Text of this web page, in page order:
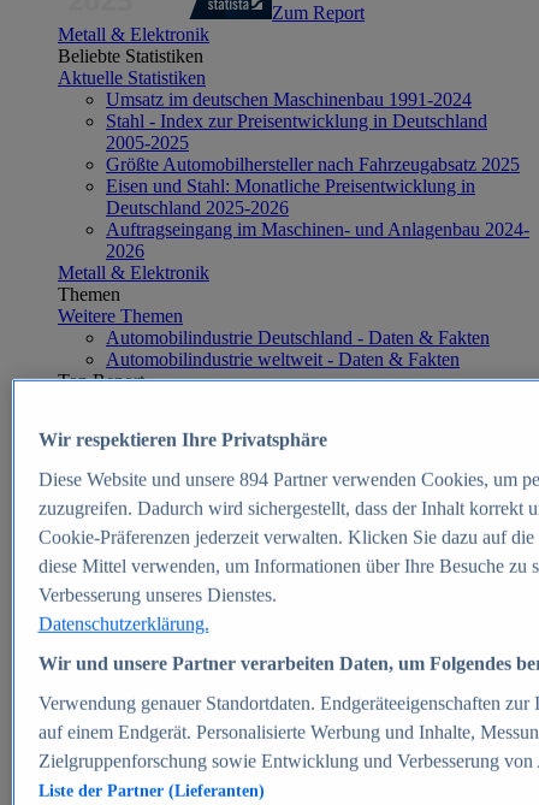
Zum Report
Metall & Elektronik
Beliebte Statistiken
Aktuelle Statistiken
Umsatz im deutschen Maschinenbau 1991-2024
Stahl - Index zur Preisentwicklung in Deutschland
2005-2025
Größte Automobilhersteller nach Fahrzeugabsatz 2025
Eisen und Stahl: Monatliche Preisentwicklung in
Deutschland 2025-2026
Auftragseingang im Maschinen- und Anlagenbau 2024-
2026
Metall & Elektronik
Themen
Weitere Themen
Automobilindustrie Deutschland - Daten & Fakten
Automobilindustrie weltweit - Daten & Fakten
Top Report
Zum Report
E-commerce
Beliebte Statistiken
Aktuelle Statistiken
E-Commerce - Entwicklung des Umsatzes in
Deutschland 1999-2025
Umsatz von Amazon in Deutschland und weltweit
2010-2025
B2C-E-Commerce: Top-50 Online Shops in
Deutschland 2024
Marktanteile von Online-Zahlungsverfahren in
Deutschland 2024
Umsatzstarke Warengruppen im Online-Handel in
Deutschland 2023-2025
Wir respektieren Ihre Privatsphäre
Diese Website und unsere 894Partner verwenden Cookies, um
zuzugreifen. Dadurch wird sichergestellt, dass der Inhalt korrekt
Cookie-Präferenzen jederzeit verwalten. Klicken Sie dazu auf
diese Mittel verwenden, um Informationen über Ihre Besuche
Verbesserung unseres Dienstes.
Datenschutzerklärung.
Wir und unsere Partner verarbeiten Daten, um Folgendes
Verwendung genauer Standortdaten. Endgeräteeigenschaften
auf einem Endgerät. Personalisierte Werbung und Inhalte,
Zielgruppenforschung sowie Entwicklung und Verbesserung von
Liste der Partner (Lieferanten)